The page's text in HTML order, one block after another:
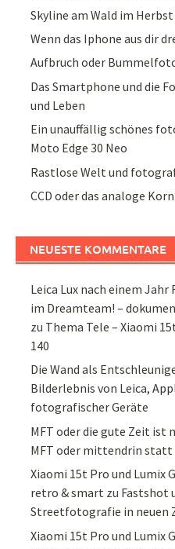
Skyline am Wald im Herbst
Wenn das Iphone aus dir
Aufbruch oder
Das Smartphone und die
und Leben
Ein unauffällig schönes
Moto Edge 30 Neo
Rastlose Welt und
CCD oder das analoge
NEUESTE KOMMENTARE
Leica Lux nach einem
im Dreamteam! –
zu Thema Tele – Xiaomi
140
Die Wand als
Bilderlebnis von Leica,
fotografischer Geräte
MFT oder die gute Zeit ist
MFT oder mittendrin statt
Xiaomi 15t Pro und Lumix
retro & smart zu Fastshot
Streetfotografie in neuen
Xiaomi 15t Pro und Lumix